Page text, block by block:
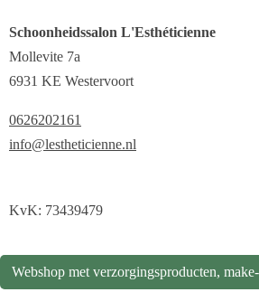
Schoonheidssalon L'Esthéticienne
Mollevite 7a
6931 KE Westervoort
0626202161
info@lestheticienne.nl
KvK: 73439479
Webshop met verzorgingsproducten,